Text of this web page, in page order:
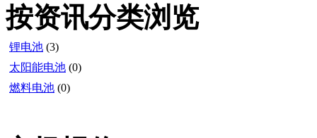
按资讯分类浏览
锂电池 (3)
太阳能电池 (0)
燃料电池 (0)